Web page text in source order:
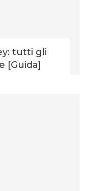
tutti gli
[Guida]